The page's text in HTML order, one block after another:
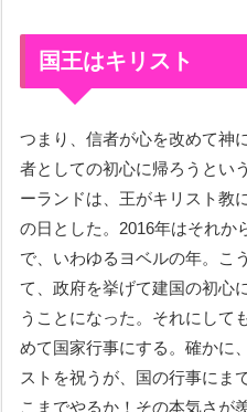
国王はキリスト
つまり、信者が心を改めて神
者としての初心に帰ろうとい
ーランドは、王がキリスト教
の日とした。2016年はそれか
で、いわゆるヨベルの年。こ
て、政府を挙げて建国の初心
うことになった。それにして
めて国家行事にする。確かに
ストを祝うが、国の行事にま
こまでやるか！その本気さが